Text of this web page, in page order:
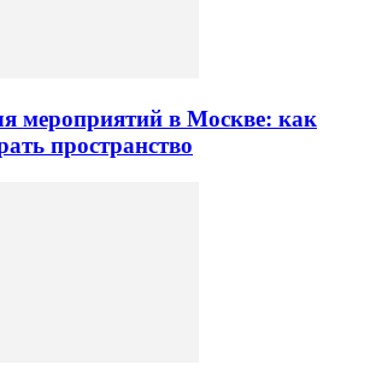
мероприятий в Москве: как
пространство